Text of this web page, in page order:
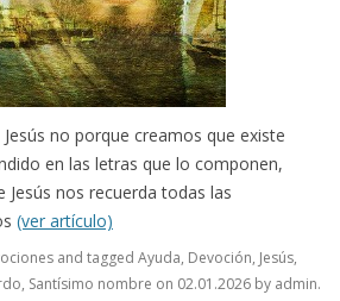
no porque creamos que existe
en las letras que lo componen,
nos recuerda todas las
(ver artículo)
and tagged Ayuda, Devoción, Jesús,
, Santísimo nombre on 02.01.2026 by admin.